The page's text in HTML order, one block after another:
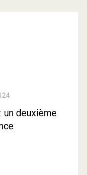
deuxième